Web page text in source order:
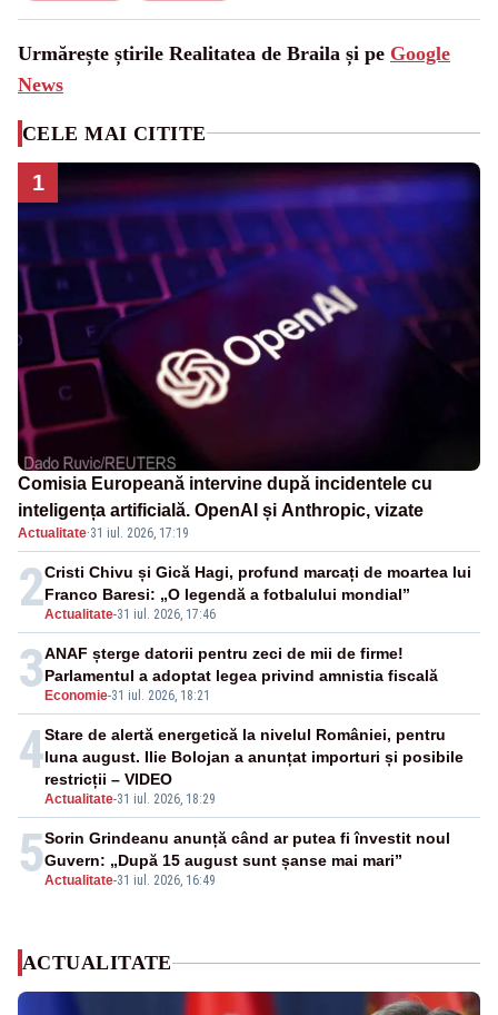
Urmărește știrile Realitatea de Braila și pe Google
News
CELE MAI CITITE
1
Comisia Europeană intervine după incidentele cu
inteligența artificială. OpenAI și Anthropic, vizate
Actualitate·31 iul. 2026, 17:19
2Actualitate-31 iul. 2026, 17:46
Cristi Chivu și Gică Hagi, profund marcați de moartea lui
Franco Baresi: „O legendă a fotbalului mondial”
3 Economie-31 iul. 2026, 18:21
ANAF șterge datorii pentru zeci de mii de firme!
Parlamentul a adoptat legea privind amnistia fiscală
4
Actualitate-31 iul. 2026, 18:29
Stare de alertă energetică la nivelul României, pentru
luna august. Ilie Bolojan a anunțat importuri și posibile
restricții – VIDEO
5Actualitate-31 iul. 2026, 16:49
Sorin Grindeanu anunță când ar putea fi învestit noul
Guvern: „După 15 august sunt șanse mai mari”
ACTUALITATE